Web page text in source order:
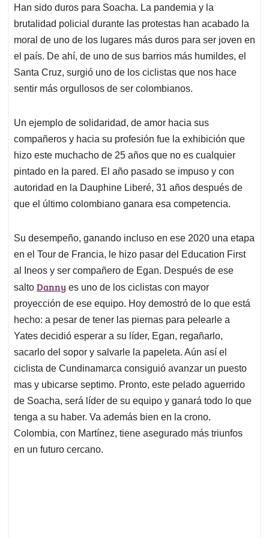
s
A
p
p
b
o
o
k
e
d
I
n
l
a
d
s
Han sido duros para Soacha. La pandemia y la
brutalidad policial durante las protestas han acabado la
moral de uno de los lugares más duros para ser joven en
el país. De ahí, de uno de sus barrios más humildes, el
Santa Cruz, surgió uno de los ciclistas que nos hace
sentir más orgullosos de ser colombianos.
Un ejemplo de solidaridad, de amor hacia sus
compañeros y hacia su profesión fue la exhibición que
hizo este muchacho de 25 años que no es cualquier
pintado en la pared. El año pasado se impuso y con
autoridad en la Dauphine Liberé, 31 años después de
que el último colombiano ganara esa competencia.
Su desempeño, ganando incluso en ese 2020 una etapa
en el Tour de Francia, le hizo pasar del Education First
al Ineos y ser compañero de Egan. Después de ese
salto Danny es uno de los ciclistas con mayor
proyección de ese equipo. Hoy demostró de lo que está
hecho: a pesar de tener las piernas para pelearle a
Yates decidió esperar a su líder, Egan, regañarlo,
sacarlo del sopor y salvarle la papeleta. Aún así el
ciclista de Cundinamarca consiguió avanzar un puesto
mas y ubicarse septimo. Pronto, este pelado aguerrido
de Soacha, será líder de su equipo y ganará todo lo que
tenga a su haber. Va además bien en la crono.
Colombia, con Martínez, tiene asegurado más triunfos
en un futuro cercano.